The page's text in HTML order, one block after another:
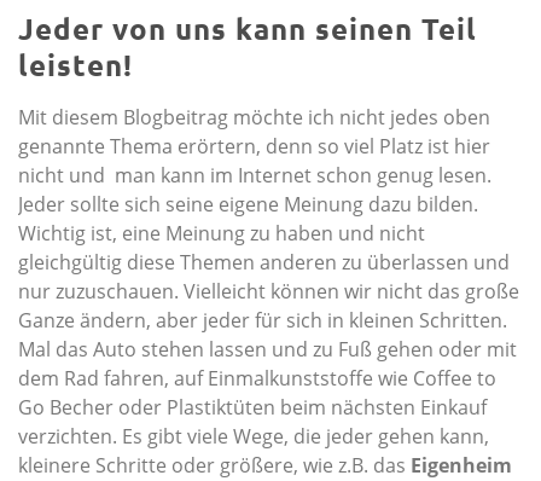
Jeder von uns kann seinen Teil
leisten!
Mit diesem Blogbeitrag möchte ich nicht jedes oben
genannte Thema erörtern, denn so viel Platz ist hier
nicht und man kann im Internet schon genug lesen.
Jeder sollte sich seine eigene Meinung dazu bilden.
Wichtig ist, eine Meinung zu haben und nicht
gleichgültig diese Themen anderen zu überlassen und
nur zuzuschauen. Vielleicht können wir nicht das große
Ganze ändern, aber jeder für sich in kleinen Schritten.
Mal das Auto stehen lassen und zu Fuß gehen oder mit
dem Rad fahren, auf Einmalkunststoffe wie Coffee to
Go Becher oder Plastiktüten beim nächsten Einkauf
verzichten. Es gibt viele Wege, die jeder gehen kann,
kleinere Schritte oder größere, wie z.B. das Eigenheim